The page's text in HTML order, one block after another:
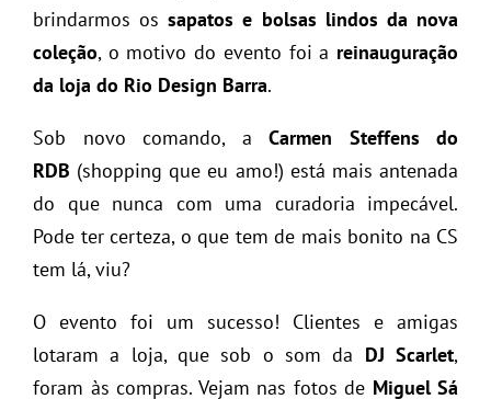
brindarmos os sapatos e bolsas lindos da nova
coleção, o motivo do evento foi a reinauguração
da loja do Rio Design Barra.
Sob novo comando, a Carmen Steffens do
RDB (shopping que eu amo!) está mais antenada
do que nunca com uma curadoria impecável.
Pode ter certeza, o que tem de mais bonito na CS
tem lá, viu?
O evento foi um sucesso! Clientes e amigas
lotaram a loja, que sob o som da DJ Scarlet,
foram às compras. Vejam nas fotos de Miguel Sá